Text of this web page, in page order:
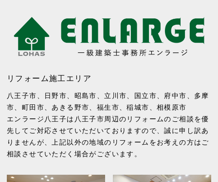
リフォーム施工エリア
八王子市、 日野市、 昭島市、 立川市、 国立市、 府中市、 多摩
市、 町田市、あきる野市、 福生市、稲城市、相模原市
エンラージ八王子は八王子市周辺のリフォームのご相談を優
先してご対応させていただいておりますので、誠に申し訳あ
りませんが、上記以外の地域のリフォームをお考えの方はご
相談させていただく場合がございます。